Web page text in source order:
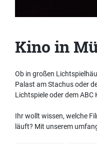
Kino in
Ob in großen
Palast am Stachus oder
Lichtspiele oder dem
Ihr wollt wissen, welche
läuft? Mit unserem